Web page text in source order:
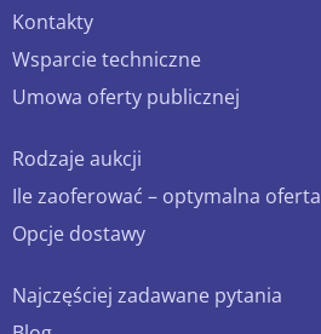
Kontakty
Wsparcie techniczne
Umowa oferty publicznej
Rodzaje aukcji
Ile zaoferować – optymalna oferta
Opcje dostawy
Najczęściej zadawane pytania